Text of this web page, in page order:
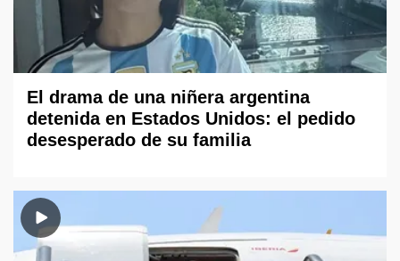
El drama de una niñera argentina
detenida en Estados Unidos: el pedido
desesperado de su familia